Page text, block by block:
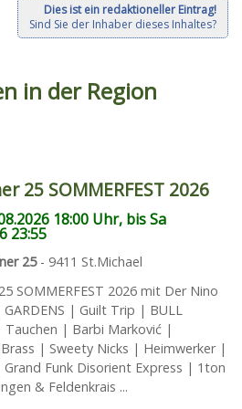
Dies ist ein redaktioneller Eintrag!
Sind Sie der Inhaber dieses Inhaltes?
in der Region
25 SOMMERFEST 2026
18:00 Uhr, bis Sa
23:55
25- 9411 St.Michael
SOMMERFEST 2026 mit Der Nino
GARDENS | Guilt Trip | BULL
Tauchen | Barbi Marković |
| Sweety Nicks | Heimwerker |
Funk Disorient Express | 1ton
& Feldenkrais ...